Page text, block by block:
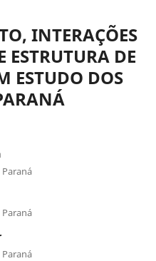
INTERAÇÕES
DE
ESTUDO DOS